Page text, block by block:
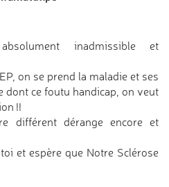
inadmissible et
on se prend la maladie et ses
dont ce foutu handicap, on veut
!!
différent dérange encore et
et espère que Notre Sclérose